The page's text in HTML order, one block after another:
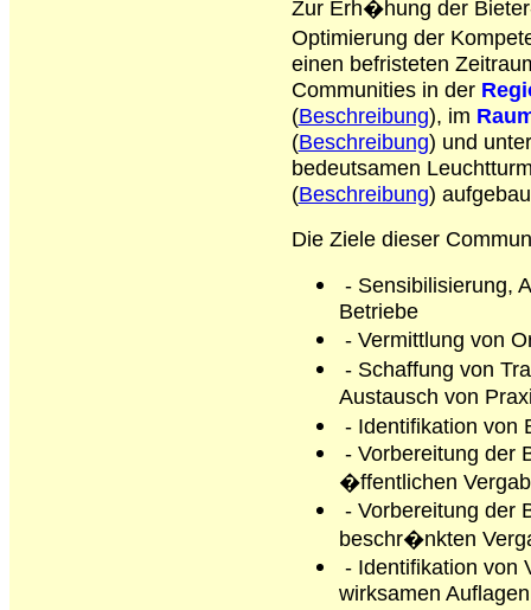
Zur Erh�hung der
Optimierung der
einen befristeten
Com­munities in der
(Beschreibung), im
(Beschreibung) und
bedeutsamen
(Beschreibung)
Die Ziele dieser
- Sensibilisierung,
Betriebe
- Vermittlung von
- Schaffung von
Austausch von
- Identifikation von
- Vorbereitung der
�ffentlichen
- Vorbereitung der
beschr�nkten
- Identifikation von
wirksamen Auflagen